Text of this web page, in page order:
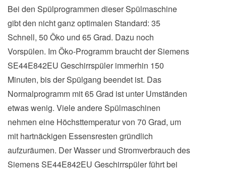
Bei den Spülprogrammen dieser Spülmaschine
gibt den nicht ganz optimalen Standard: 35
Schnell, 50 Öko und 65 Grad. Dazu noch
Vorspülen. Im Öko-Programm braucht der Siemens
SE44E842EU Geschirrspüler immerhin 150
Minuten, bis der Spülgang beendet ist. Das
Normalprogramm mit 65 Grad ist unter Umständen
etwas wenig. Viele andere Spülmaschinen
nehmen eine Höchsttemperatur von 70 Grad, um
mit hartnäckigen Essensresten gründlich
aufzuräumen. Der Wasser und Stromverbrauch des
Siemens SE44E842EU Geschirrspüler führt bei